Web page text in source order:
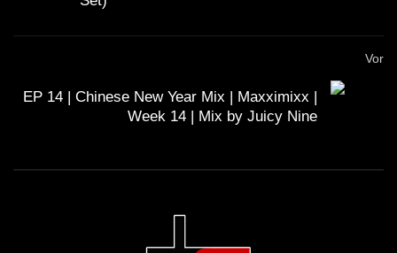
Vor
EP 14 | Chinese New Year Mix | Maxximixx |
Week 14 | Mix by Juicy Nine